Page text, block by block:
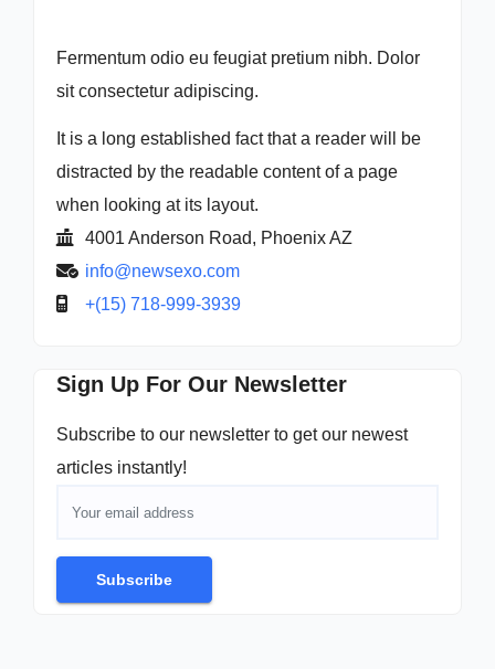
Fermentum odio eu feugiat pretium nibh. Dolor
sit consectetur adipiscing.
It is a long established fact that a reader will be
distracted by the readable content of a page
when looking at its layout.
4001 Anderson Road, Phoenix AZ
info@newsexo.com
+(15) 718-999-3939
Sign Up For Our Newsletter
Subscribe to our newsletter to get our newest
articles instantly!
Subscribe